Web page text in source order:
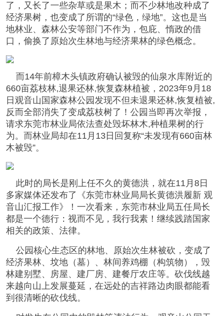
了，又长了一些杂草或是果木；而不少林地改种成了
经济果树，也变成了所谓的“绿色，绿地”。这也是当
地林业、森林公安等部门不作为，包庇、惰政的借
口，偷换了原始次生林地与经济果林的绿色概念。
而14年前樟木头镇政府确认被毁的仙泉水库附近的
660亩荔枝林,退果还林,恢复森林植被，2023年9月18
日观音山国家森林公园发现不但未退果还林,恢复植被,
反而全部消失了变成荔枝树了！公园当即再次举报，
请求东莞市林业局依法查处毁坏林木,种植果树的行
为。而林业局却在11月13日回复称“未发现有660亩林
木被毁”。
此时的局长是刚上任不久的黄德洪，就在11月8日
多家媒体还发布了《东莞市林业局局长黄德洪履新 观
音山汇报工作》！一次看来，东莞市林业局五任局长
都是一个德行：视而不见，我行我素！继续践踏国家
相关的政策、法律。
公园核心生态区的林地、原始次生林被砍，变成了
经济果林、坟地（墓）、林间养鸡棚（构筑物），毁
林建别墅、房屋、建厂房、建餐厅农庄等。砍伐线越
来越向山上发展蔓延，在远处的吉祥路边肉眼都能看
到很清晰的砍伐线。